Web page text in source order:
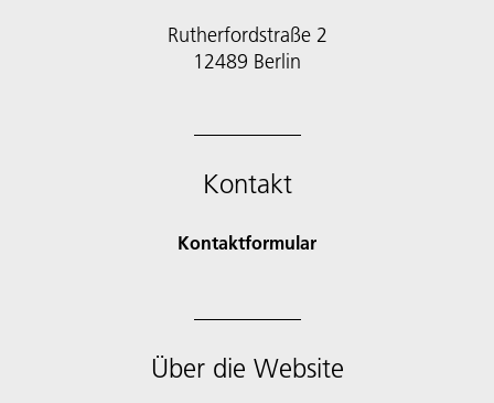
Rutherfordstraße 2
12489 Berlin
Kontakt
Kontaktformular
Über die Website